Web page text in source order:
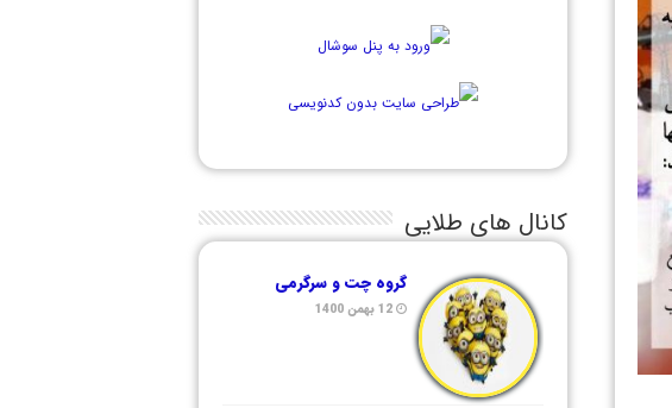
کانال های طلایی
گروه چت و سرگرمی
12 بهمن 1400